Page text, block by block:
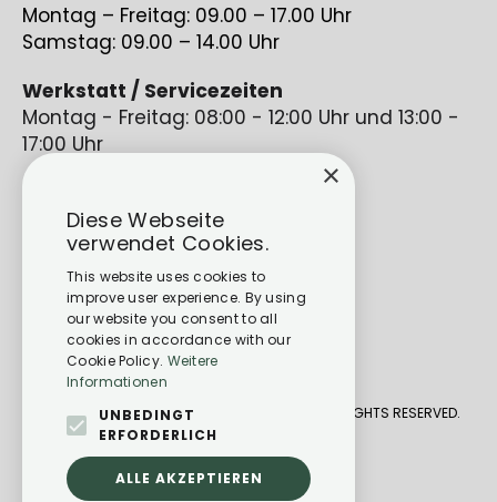
Montag – Freitag: 09.00 – 17.00 Uhr
Samstag: 09.00 – 14.00 Uhr
Werkstatt / Servicezeiten
Montag - Freitag: 08:00 - 12:00 Uhr und 13:00 -
17:00 Uhr
CARAVANING CENTER BAD KREUZNACH 2026. ALL RIGHTS RESERVED.
IMPRESSUM
×
Diese Webseite
verwendet Cookies.
This website uses cookies to
improve user experience. By using
our website you consent to all
cookies in accordance with our
Cookie Policy. Weitere
Informationen
UNBEDINGT
ERFORDERLICH
ALLE AKZEPTIEREN